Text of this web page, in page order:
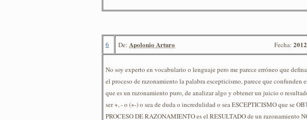
6 De: Apolonio Arturo Fecha:
No soy experto en vocabulario o lenguaje pero me parece erróneo que
el proceso de razonamiento la palabra escepticismo, parece que confunden
que es un razonamiento puro, de analizar algo y obtener un juicio o
ser +, - o (+-) o sea de duda o incredulidad o sea ESCEPTICISMO que se
PROCESO DE RAZONAMIENTO es el RESULTADO de un razonamiento